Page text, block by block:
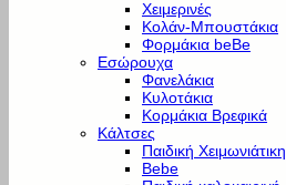
Χειμερινές
Κολάν-Μπουστάκια
Φορμάκια beBe
Εσώρουχα
Φανελάκια
Κυλοτάκια
Κορμάκια Βρεφικά
Κάλτσες
Παιδική Χειμωνιάτικη
Bebe